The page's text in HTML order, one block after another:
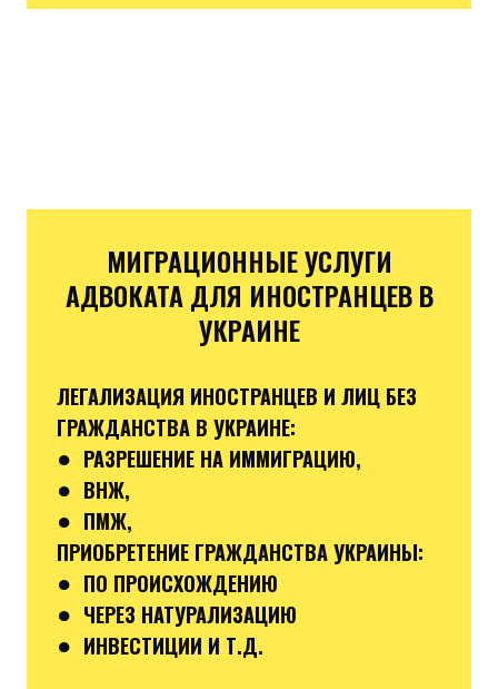
МИГРАЦИОННЫЕ УСЛУГИ
АДВОКАТА ДЛЯ ИНОСТРАНЦЕВ В
УКРАИНЕ
ЛЕГАЛИЗАЦИЯ ИНОСТРАНЦЕВ И ЛИЦ БЕЗ
ГРАЖДАНСТВА В УКРАИНЕ:
● РАЗРЕШЕНИЕ НА ИММИГРАЦИЮ,
● ВНЖ,
● ПМЖ,
ПРИОБРЕТЕНИЕ ГРАЖДАНСТВА УКРАИНЫ:
● ПО ПРОИСХОЖДЕНИЮ
● ЧЕРЕЗ НАТУРАЛИЗАЦИЮ
● ИНВЕСТИЦИИ И Т.Д.